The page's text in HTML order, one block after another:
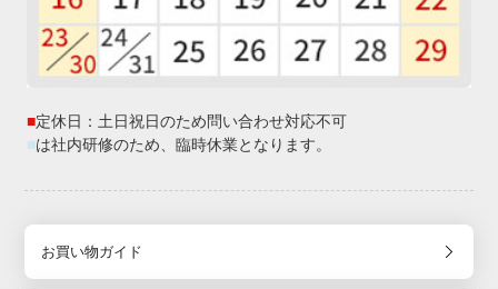
■定休日：土日祝日のため問い合わせ対応不可
■は社内研修のため、臨時休業となります。
お買い物ガイド